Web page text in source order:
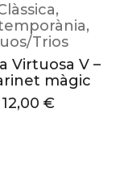
,
,
Trios
Virtuosa V –
màgic
12,00 €